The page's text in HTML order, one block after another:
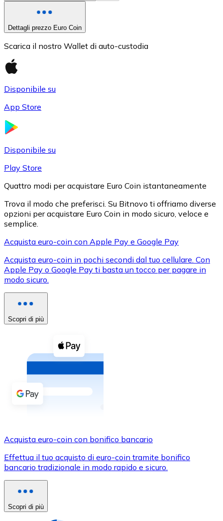
XRP
XRP
Vedi tutto
Buoni cripto
Acquista criptovalute in contanti e altri mezzi di
Acquista con contanti
Bonifico SEPA
Usa le carte Visa e Mastercard per acquistare
Acquista con carta
Dettagli prezzo Euro Coin
Scarica il nostro Wallet di auto-custodia
Disponibile su
App Store
Disponibile su
Play Store
Quattro modi per acquistare Euro Coin istantaneamente
Trova il modo che preferisci. Su Bitnovo ti offriamo diverse
opzioni per acquistare Euro Coin in modo sicuro, veloce e
semplice.
Acquista euro-coin con Apple Pay e Google Pay
Acquista euro-coin in pochi secondi dal tuo cellulare. Con
Apple Pay o Google Pay ti basta un tocco per pagare in
modo sicuro.
Scopri di più
Acquista euro-coin con bonifico bancario
Effettua il tuo acquisto di euro-coin tramite bonifico
bancario tradizionale in modo rapido e sicuro.
Scopri di più